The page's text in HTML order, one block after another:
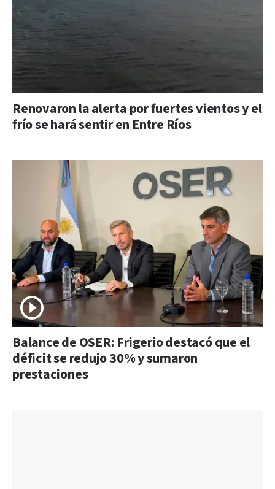
Renovaron la alerta por fuertes vientos y el
frío se hará sentir en Entre Ríos
Balance de OSER: Frigerio destacó que el
déficit se redujo 30% y sumaron
prestaciones